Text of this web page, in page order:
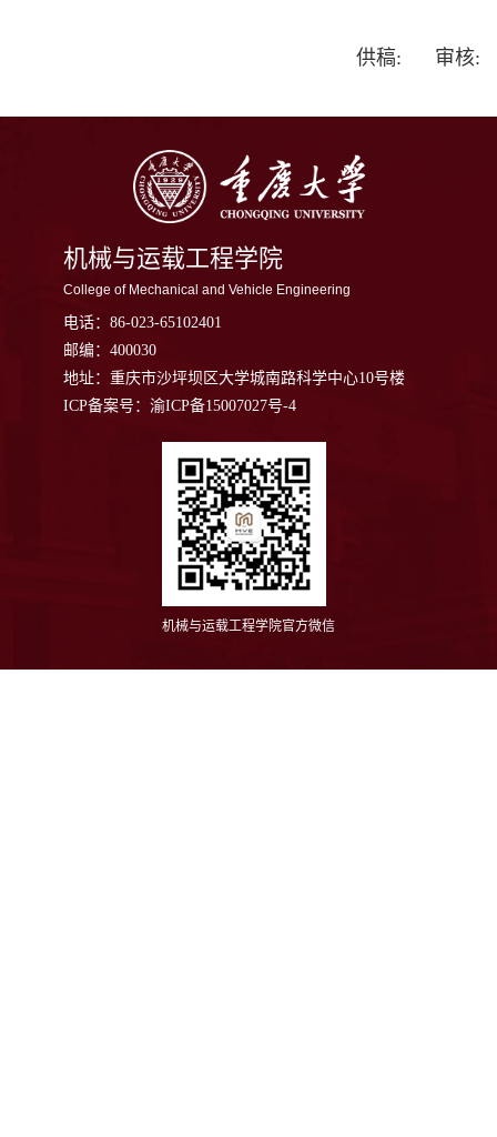
供稿: 审核:
机械与运载工程学院
College of Mechanical and Vehicle Engineering
电话： 86-023-65102401
邮编： 400030
地址： 重庆市沙坪坝区大学城南路科学中心10号楼
ICP备案号：渝ICP备15007027号-4
机械与运载工程学院官方微信